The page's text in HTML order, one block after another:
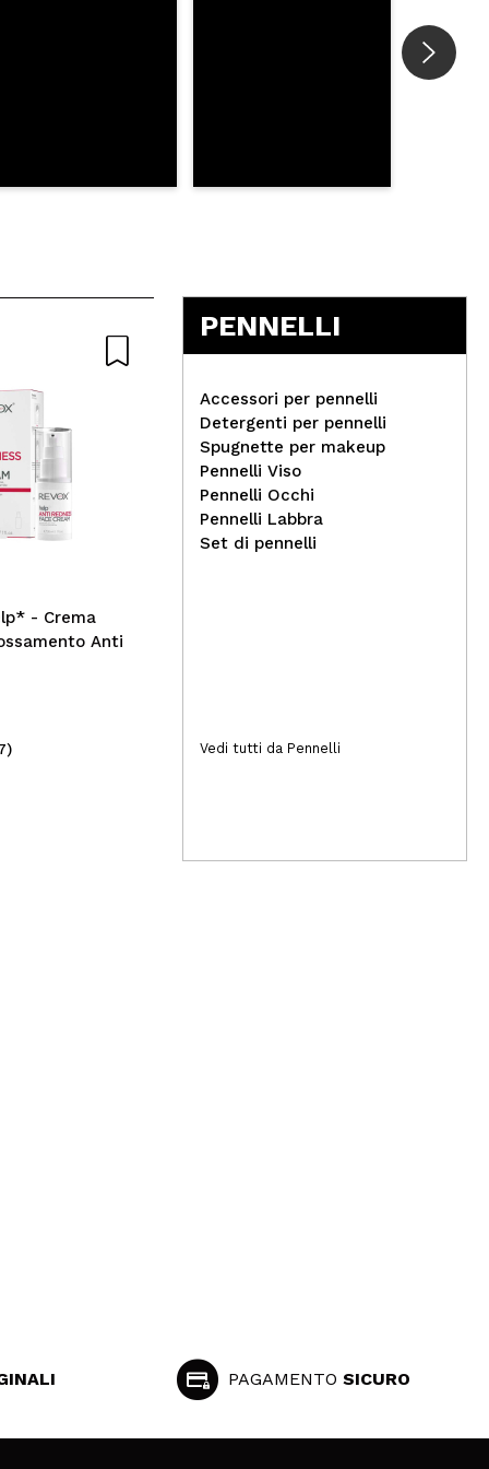
- Crema
Anti
Alma Secret - Crema solare
viso SPF50 con colore -
Sabbia
(12)
PENNELLI
Accessori per pennelli
Detergenti per pennelli
Spugnette per makeup
Pennelli Viso
Pennelli Occhi
Pennelli Labbra
Set di pennelli
Vedi tutti da Pennelli
PAGAMENTO SICURO